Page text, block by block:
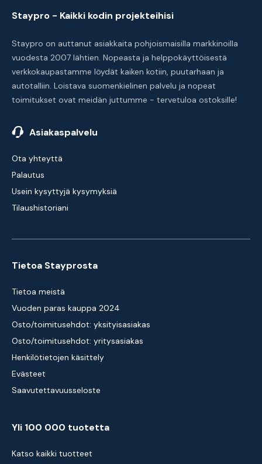
Staypro - Kaikki kodin projekteihisi
Staypro on auttanut asiakkaita pohjoismaisilla markkinoilla
vuodesta 2007 lähtien. Nopeasta ja helppokäyttöisestä
verkkokaupastamme löydät kaiken kotiin, puutarhaan ja
autotalliin. Loistava suomenkielinen palvelu ja nopeat
toimitukset ovat meidän juttumme - tervetuloa ostoksille!
Asiakaspalvelu
Ota yhteyttä
Palautus
Usein kysyttyjä kysymyksiä
Tilaushistoriani
Tietoa Stayprosta
Tietoa meistä
Vuoden paras kauppa 2024
Osto/toimitusehdot: yksityisasiakas
Osto/toimitusehdot: yritysasiakas
Henkilötietojen käsittely
Evästeet
Saavutettavuusseloste
Yli 100 000 tuotetta
Katso kaikki tuotteet